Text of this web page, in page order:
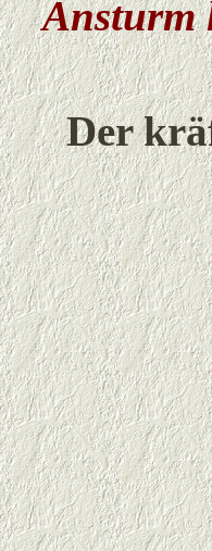
Ansturm
Der